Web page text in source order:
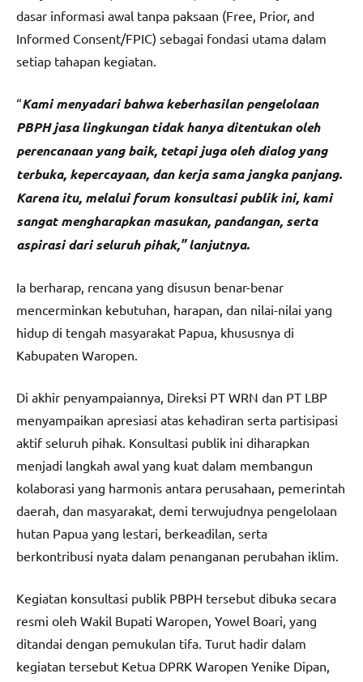
dasar informasi awal tanpa paksaan (Free, Prior, and
Informed Consent/FPIC) sebagai fondasi utama dalam
setiap tahapan kegiatan.
“Kami menyadari bahwa keberhasilan pengelolaan
PBPH jasa lingkungan tidak hanya ditentukan oleh
perencanaan yang baik, tetapi juga oleh dialog yang
terbuka, kepercayaan, dan kerja sama jangka panjang.
Karena itu, melalui forum konsultasi publik ini, kami
sangat mengharapkan masukan, pandangan, serta
aspirasi dari seluruh pihak,” lanjutnya.
Ia berharap, rencana yang disusun benar-benar
mencerminkan kebutuhan, harapan, dan nilai-nilai yang
hidup di tengah masyarakat Papua, khususnya di
Kabupaten Waropen.
Di akhir penyampaiannya, Direksi PT WRN dan PT LBP
menyampaikan apresiasi atas kehadiran serta partisipasi
aktif seluruh pihak. Konsultasi publik ini diharapkan
menjadi langkah awal yang kuat dalam membangun
kolaborasi yang harmonis antara perusahaan, pemerintah
daerah, dan masyarakat, demi terwujudnya pengelolaan
hutan Papua yang lestari, berkeadilan, serta
berkontribusi nyata dalam penanganan perubahan iklim.
Kegiatan konsultasi publik PBPH tersebut dibuka secara
resmi oleh Wakil Bupati Waropen, Yowel Boari, yang
ditandai dengan pemukulan tifa. Turut hadir dalam
kegiatan tersebut Ketua DPRK Waropen Yenike Dipan,